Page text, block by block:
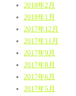
2018年2月
2018年1月
2017年12月
2017年11月
2017年9月
2017年8月
2017年6月
2017年5月